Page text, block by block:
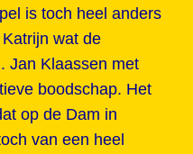
is toch heel anders
wat de
Jan Klaassen met
boodschap. Het
op de Dam in
van een heel